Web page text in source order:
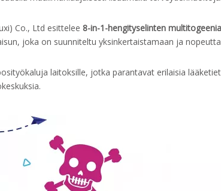
Co., Ltd esittelee 8-in-1-hengityselinten
joka on suunniteltu yksinkertaistamaan ja
laitoksille, jotka parantavat erilaisia